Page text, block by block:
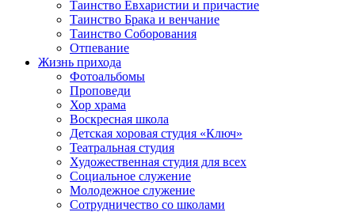
Таинство Евхаристии и причастие
Таинство Брака и венчание
Таинство Соборования
Отпевание
Жизнь прихода
Фотоальбомы
Проповеди
Хор храма
Воскресная школа
Детская хоровая студия «Ключ»
Театральная студия
Х​удожественная студия для всех
Социальное служение
Молодежное служение
Сотрудничество со школами